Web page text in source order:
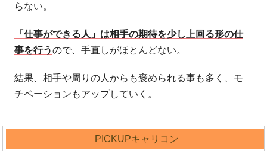
らない。
「仕事ができる人」は相手の期待を少し上回る形の仕
事を行うので、手直しがほとんどない。
結果、相手や周りの人からも褒められる事も多く、モ
チベーションもアップしていく。
PICKUPキャリコン